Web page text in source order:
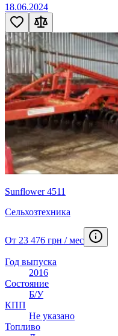
18.06.2024
Sunflower 4511
Сельхозтехника
От 23 476 грн / мес
Год выпуска
2016
Состояние
Б/У
КПП
Не указано
Топливо